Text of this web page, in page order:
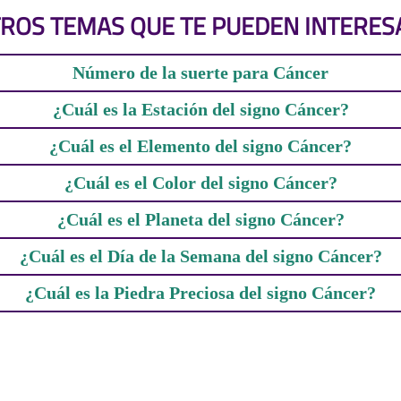
TEMAS QUE TE PUEDEN
Número de la suerte para Cáncer
¿Cuál es la Estación del signo Cáncer?
¿Cuál es el Elemento del signo Cáncer?
¿Cuál es el Color del signo Cáncer?
¿Cuál es el Planeta del signo Cáncer?
¿Cuál es el Día de la Semana del signo Cáncer?
¿Cuál es la Piedra Preciosa del signo Cáncer?